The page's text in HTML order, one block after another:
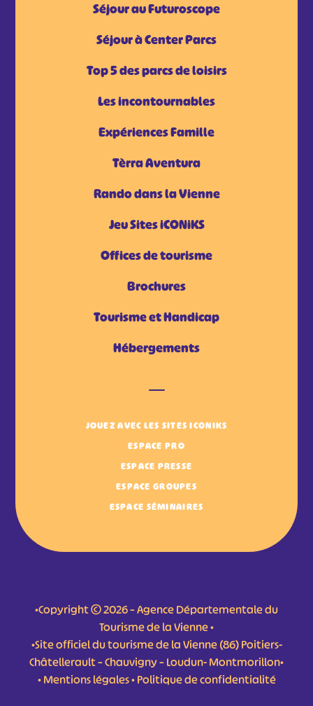
Séjour au Futuroscope
Séjour à Center Parcs
Top 5 des parcs de loisirs
Les incontournables
Expériences Famille
Tèrra Aventura
Rando dans la Vienne
Jeu Sites iCONiKS
Offices de tourisme
Brochures
Tourisme et Handicap
Hébergements
JOUEZ AVEC LES SITES ICONIKS
ESPACE PRO
ESPACE PRESSE
ESPACE GROUPES
ESPACE SÉMINAIRES
•Copyright © 2026 – Agence Départementale du
Tourisme de la Vienne •
•Site officiel du tourisme de la Vienne (86) Poitiers-
Châtellerault – Chauvigny – Loudun- Montmorillon•
•Mentions légales•Politique de confidentialité